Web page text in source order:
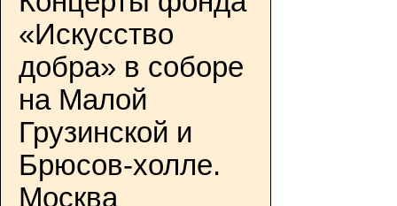
«Искусство
добра» в соборе
на Малой
Грузинской и
Брюсов-холле.
Москва